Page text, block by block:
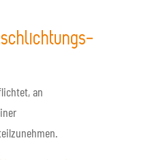
an